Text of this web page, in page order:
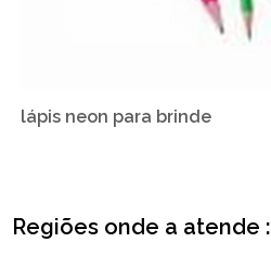
lápis neon para brinde
Regiões onde a atende :